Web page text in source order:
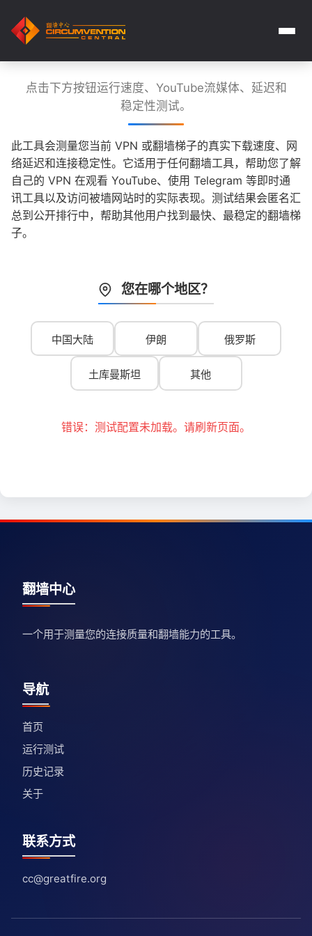
点击下方按钮运行速度、YouTube流媒体、延迟和
稳定性测试。
此工具会测量您当前 VPN 或翻墙梯子的真实下载速度、网
络延迟和连接稳定性。它适用于任何翻墙工具，帮助您了解
自己的 VPN 在观看 YouTube、使用 Telegram 等即时通
讯工具以及访问被墙网站时的实际表现。测试结果会匿名汇
总到公开排行中，帮助其他用户找到最快、最稳定的翻墙梯
子。
您在哪个地区？
中国大陆 伊朗 俄罗斯
土库曼斯坦 其他
错误：测试配置未加载。请刷新页面。
翻墙中心
一个用于测量您的连接质量和翻墙能力的工具。
导航
首页
运行测试
历史记录
关于
联系方式
cc@greatfire.org